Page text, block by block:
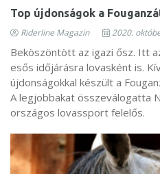
Top újdonságok a
Riderline Magazin 2020.
Beköszöntött az igazi ősz. Itt
esős időjárásra lovasként is.
újdonságokkal készült a
A legjobbakat összeválogatta
országos lovassport felelős.